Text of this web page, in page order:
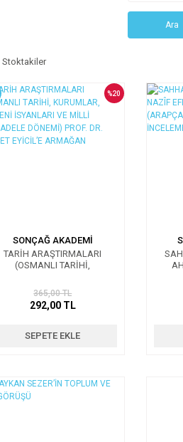
Ara
Stoktakiler
SONÇAĞ AKADEMİ
TARİH ARAŞTIRMALARI
(OSMANLI TARİHİ,
İSYANLARI VE MİLLİ
MÜCADELE DÖNEMİ) PROF.
DR. AHMET EYİCİL’E
%20
365,00 TL
292,00 TL
SEPETE EKLE